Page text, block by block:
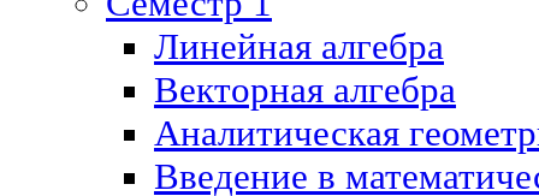
Линейная алгебра
Векторная алгебра
Аналитическая
Введение в